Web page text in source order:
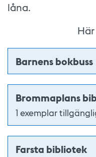
låna.
Barnens bokbuss
Brommaplans
1 exemplar
Farsta bibliotek